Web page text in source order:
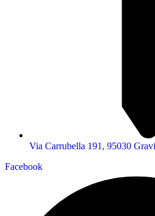
Via Carrubella 191, 95030
Facebook